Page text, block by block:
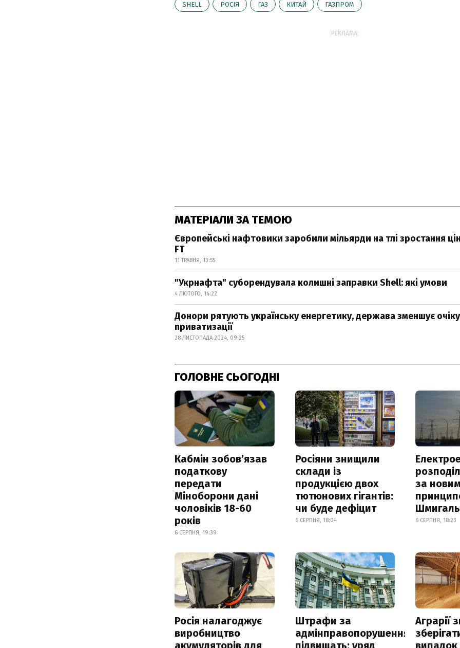
SHELL РОСІЯ ГАЗ КИТАЙ ГАЗПРОМ
РЕКЛАМА:
МАТЕРІАЛИ ЗА ТЕМОЮ
Європейські нафтовики заробили мільярди на тлі зростання
FT
11 ТРАВНЯ, 13:55
"Укрнафта" суборендувала колишні заправки Shell: які умови
4 ЛЮТОГО, 14:22
Донори рятують українську енергетику, держава зменшує
приватизації
28 ЛИСТОПАДА 2024, 09:25
ГОЛОВНЕ СЬОГОДНІ
Кабмін зобовʼязав
податкову
передати
Міноборони дані
чоловіків 18-60
років
6 СЕРПНЯ, 19:39
Росіяни знищили
склади із
продукцією двох
тютюнових гігантів:
чи буде дефіцит
6 СЕРПНЯ, 18:04
за
Шмигаль
6 СЕРПНЯ, 18:23
Росія налагоджує
виробництво
акумуляторів для
Штрафи за
адмінправопорушення
підвищать: уряд
Аграрії
випадок